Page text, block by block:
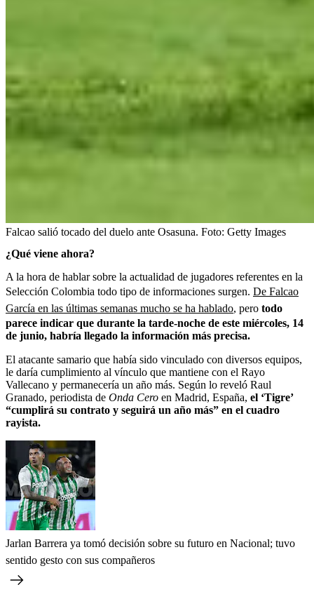
Falcao salió tocado del duelo ante Osasuna. Foto: Getty Images
¿Qué viene ahora?
A la hora de hablar sobre la actualidad de jugadores referentes en la
Selección Colombia todo tipo de informaciones surgen. De Falcao
García en las últimas semanas mucho se ha hablado, pero todo
parece indicar que durante la tarde-noche de este miércoles, 14
de junio, habría llegado la información más precisa.
El atacante samario que había sido vinculado con diversos equipos,
le daría cumplimiento al vínculo que mantiene con el Rayo
Vallecano y permanecería un año más. Según lo reveló Raul
Granado, periodista de Onda Cero en Madrid, España, el ‘Tigre’
“cumplirá su contrato y seguirá un año más” en el cuadro
rayista.
Jarlan Barrera ya tomó decisión sobre su futuro en Nacional; tuvo
sentido gesto con sus compañeros